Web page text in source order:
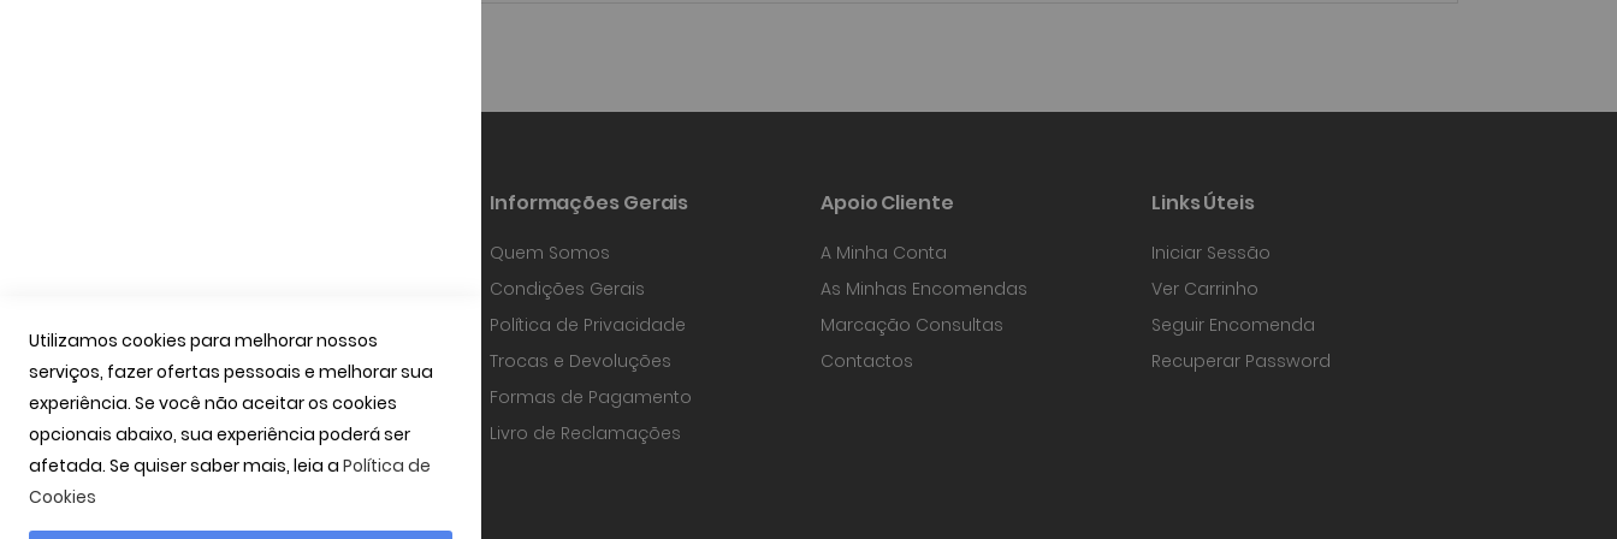
contínua evolução, investindo em
equipamentos de alta precisão, na
tecnologia óptica mais avançada e
uma equipa com técnicos
especializados.
Informações Gerais
Quem Somos
Condições Gerais
Política de Privacidade
Trocas e Devoluções
Formas de Pagamento
Livro de Reclamações
Apoio Cliente
A Minha Conta
As Minhas Encomendas
Marcação Consultas
Contactos
Links Úteis
Iniciar Sessão
Ver Carrinho
Seguir Encomenda
Recuperar Password
Utilizamos cookies para melhorar nossos
serviços, fazer ofertas pessoais e melhorar sua
experiência. Se você não aceitar os cookies
opcionais abaixo, sua experiência poderá ser
afetada. Se quiser saber mais, leia a Política de
Cookies